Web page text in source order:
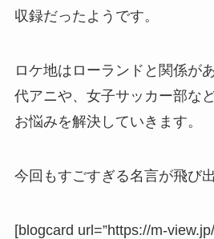
収録だったようです。
ロケ地はローランドと関係が
代アニや、女子サッカー部な
お悩みを解決していきます。
今回もすごすぎる名言が飛び
[blogcard url=”https://m-